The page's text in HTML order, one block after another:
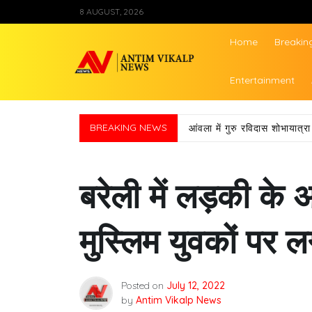
to
8 AUGUST, 2026
Antim Vikalp
Home
Entertainment
BREAKING NEWS आंवला में गुरु रविदास
बरेली में लड़की के
मुस्लिम युवकों पर
Posted on July 12, 2022
by Antim Vikalp News